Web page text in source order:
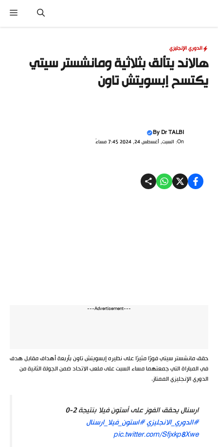
المحتوى
الدوري الإنجليزي
هالاند يتألق بثلاثية ومانشستر سيتي
يكتسح إبسويتش تاون
ByDr TALBI
On: السبت, أغسطس 24, 2024 7:45 مساءً
---Advertisement---
حقق مانشستر سيتي فوزًا مثيرًا على نظيره إبسويتش تاون بأربعة أهداف مقابل هدف
في المباراة التي جمعتهما مساء السبت على ملعب الاتحاد ضمن الجولة الثانية من
الدوري الإنجليزي الممتاز.
ارسنال يحقق الفوز على أستون فيلا بنتيجة 2-0
#الدوري_الانجليزي#استون_فيلا_ارسنال
pic.twitter.com/Sfjxkp8Xwe